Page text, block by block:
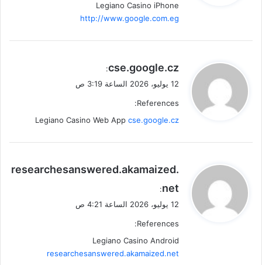
Legiano Casino iPhone
http://www.google.com.eg
ي
ق
ل
cse.google.cz
:
12 يوليو، 2026 الساعة 3:19 ص
References:
Legiano Casino Web App cse.google.cz
و
ل
researchesanswered.akamaized.
net
:
12 يوليو، 2026 الساعة 4:21 ص
References:
Legiano Casino Android
researchesanswered.akamaized.net